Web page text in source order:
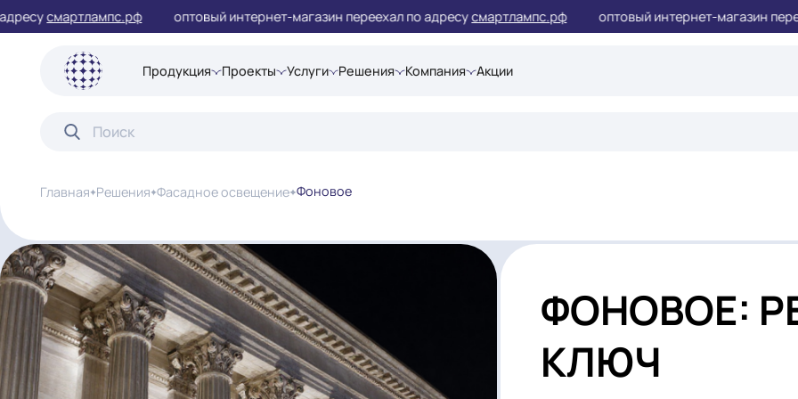
смартлампс.рф оптовый интернет-магазин переехал по адресусмартлампс.рф оптовый интернет-
Продукция Проекты Услуги Решения Компания